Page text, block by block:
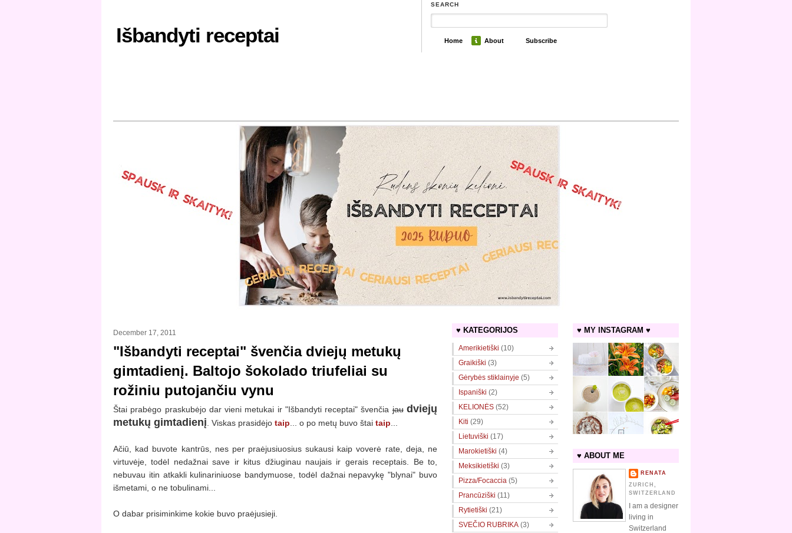
Išbandyti receptai
SEARCH
Home About Subscribe
December 17, 2011
"Išbandyti receptai" švenčia dviejų metukų
gimtadienį. Baltojo šokolado triufeliai su
rožiniu putojančiu vynu
Štai prabėgo praskubėjo dar vieni metukai ir "Išbandyti receptai" švenčiajau dviejų
metukų gimtadienį . Viskas prasidėjo taip ... o po metų buvo štai taip
Ačiū, kad buvote kantrūs, nes per praėjusiuosius sukausi kaip voverė rate, deja, ne
virtuvėje, todėl nedažnai save ir kitus džiuginau naujais ir gerais receptais. Be to,
nebuvau itin atkakli kulinariniuose bandymuose, todėl dažnai nepavykę "blynai" buvo
išmetami, o ne tobulinami...
O dabar prisiminkime kokie buvo praėjusieji.
♥ MY INSTAGRAM ♥
♥ ABOUT ME
RENATA
ZURICH,
SWITZERLAND
I am a designer
living in
Switzerland
♥ KATEGORIJOS
Amerikietiški (10)
Graikiški (3)
Gėrybės stiklainyje (5)
Ispaniški (2)
KELIONĖS (52)
Kiti (29)
Lietuviški (17)
Marokietiški (4)
Meksikietiški (3)
Pizza/Focaccia (5)
Prancūziški (11)
Rytietiški (21)
SVEČIO RUBRIKA (3)